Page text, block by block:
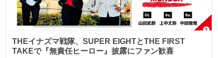
THEイナズマ戦隊、SUPER EIGHTとTHE FIRST
TAKEで『無責任ヒーロー』披露にファン歓喜